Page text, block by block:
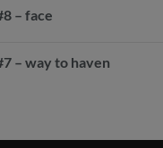
– face
– way to haven